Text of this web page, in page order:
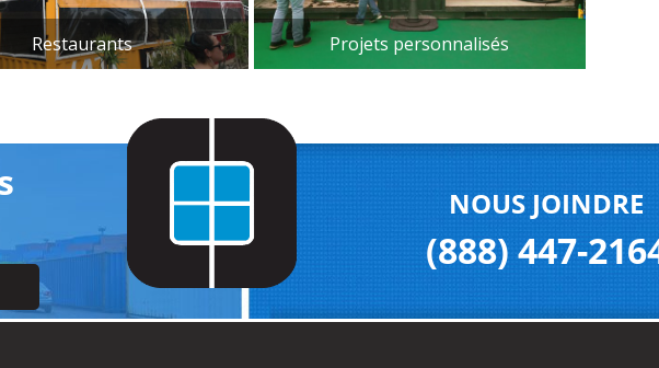
Restaurants Projets personnalisés
NOUS JOINDRE
(888) 447-2164